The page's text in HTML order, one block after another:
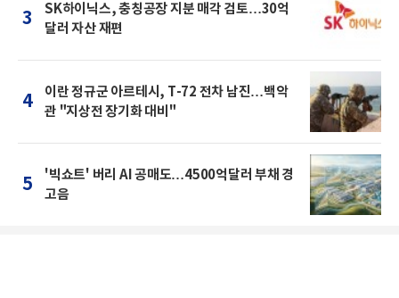
3
SK하이닉스, 충칭공장 지분 매각 검토…30억
달러 자산 재편
4
이란 정규군 아르테시, T-72 전차 남진…백악
관 "지상전 장기화 대비"
5
'빅쇼트' 버리 AI 공매도…4500억달러 부채 경
고음